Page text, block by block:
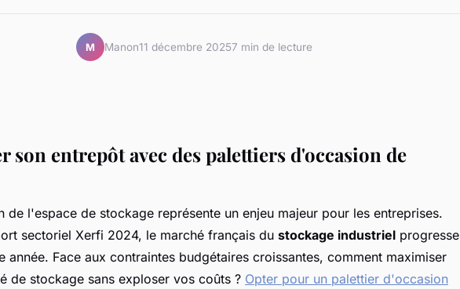
M Manon11 décembre 20257 min de lecture
son entrepôt avec des palettiers d'occasion de
de l'espace de stockage représente un enjeu majeur pour les entreprises.
sectoriel Xerfi 2024, le marché français du stockage industriel progresse
année. Face aux contraintes budgétaires croissantes, comment maximiser
de stockage sans exploser vos coûts ? Opter pour un palettier d'occasion